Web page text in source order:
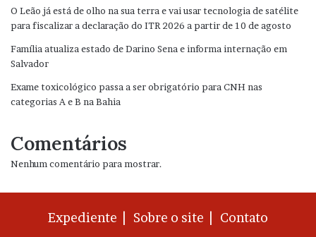
O Leão já está de olho na sua terra e vai usar tecnologia de satélite
para fiscalizar a declaração do ITR 2026 a partir de 10 de agosto
Família atualiza estado de Darino Sena e informa internação em
Salvador
Exame toxicológico passa a ser obrigatório para CNH nas
categorias A e B na Bahia
Comentários
Nenhum comentário para mostrar.
Expediente | Sobre o site | Contato